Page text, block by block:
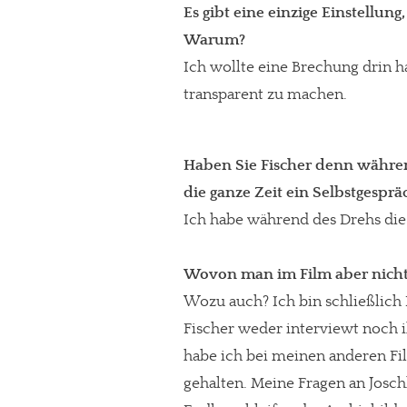
Es gibt eine einzige
Warum?
Ich wollte eine Brechung drin
transparent zu machen.
Haben Sie Fischer denn
die ganze Zeit ein
Ich habe während des Drehs
Wovon man im Film aber
Wozu auch? Ich bin
Fischer weder interviewt noch
habe ich bei meinen anderen
gehalten. Meine Fragen an